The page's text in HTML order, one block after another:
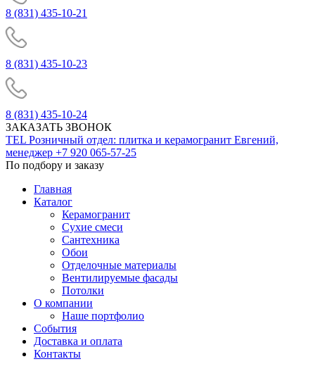
8 (831) 435-10-21
8 (831) 435-10-23
8 (831) 435-10-24
ЗАКАЗАТЬ ЗВОНОК
TEL Розничный отдел: плитка и керамогранит Евгений,
менеджер +7 920 065-57-25
По подбору и заказу
Главная
Каталог
Керамогранит
Сухие смеси
Сантехника
Обои
Отделочные материалы
Вентилируемые фасады
Потолки
О компании
Наше портфолио
События
Доставка и оплата
Контакты